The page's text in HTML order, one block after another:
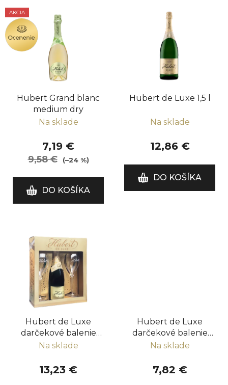
V
ý
p
i
AKCIA
OCENENIE
Hubert Grand blanc
medium dry
Na sklade
7,19 €
9,58 € (–24 %)
DO KOŠÍKA
Hubert de Luxe 1,5 l
Na sklade
12,86 €
DO KOŠÍKA
Hubert de Luxe
darčekové balenie
0,75 l
Na sklade
13,23 €
Hubert de Luxe
darčekové balenie
0,75 l
Na sklade
7,82 €